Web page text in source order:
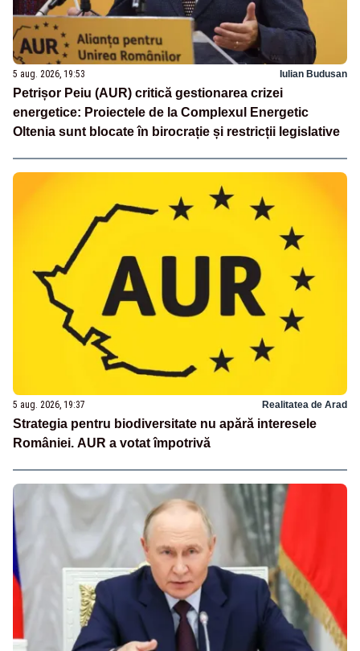
5 aug. 2026, 19:53 Iulian Budusan
Petrișor Peiu (AUR) critică gestionarea crizei
energetice: Proiectele de la Complexul Energetic
Oltenia sunt blocate în birocrație și restricții legislative
5 aug. 2026, 19:37 Realitatea de Arad
Strategia pentru biodiversitate nu apără interesele
României. AUR a votat împotrivă